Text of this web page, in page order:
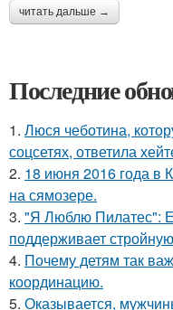
читать дальше →
Последние
1. Люся чеботина,
соцсетях, ответила
2. 18 июня 2016 года в
на сямозере.
3. "Я Люблю Пилатес":
поддерживает
4. Почему детям так
координацию.
5. Оказывается,